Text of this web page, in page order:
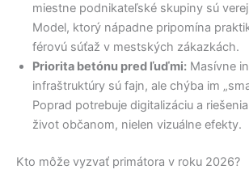
miestne podnikateľské skupiny sú
Model, ktorý nápadne pripomína
férovú súťaž v mestských zákazkách.
Priorita betónu pred ľuďmi: Masívne
infraštruktúry sú fajn, ale chýba im
Poprad potrebuje digitalizáciu a
život občanom, nielen vizuálne efekty.
Kto môže vyzvať primátora v roku 2026?